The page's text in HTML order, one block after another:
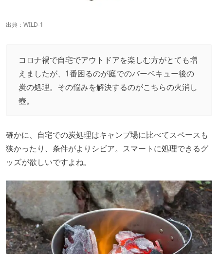
出典： WILD-1
コロナ禍で自宅でアウトドアを楽しむ方がとても増
えましたが、1番困るのが庭でのバーベキュー後の
炭の処理。その悩みを解決するのがこちらの火消し
壺。
確かに、自宅での炭処理はキャンプ場に比べてスペースも
狭かったり、条件がよりシビア。スマートに処理できるグ
ッズが欲しいですよね。